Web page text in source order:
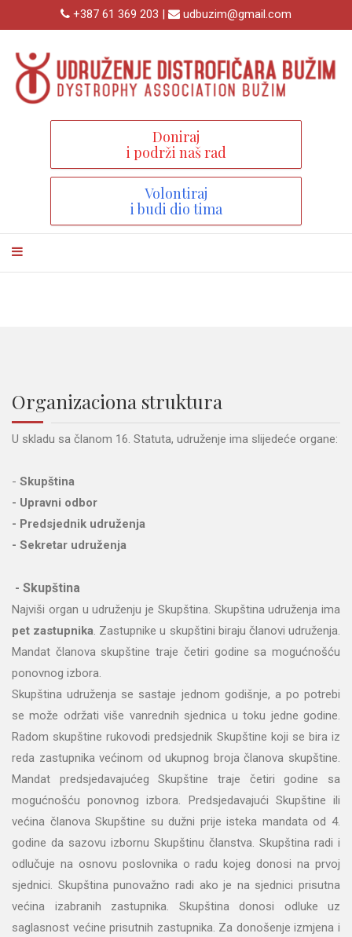
+387 61 369 203 | udbuzim@gmail.com
Doniraj
i podrži naš rad
Volontiraj
i budi dio tima
Organizaciona struktura
U skladu sa članom 16. Statuta, udruženje ima slijedeće organe:
- Skupština
- Upravni odbor
- Predsjednik udruženja
- Sekretar udruženja
- Skupština
Najviši organ u udruženju je Skupština. Skupština udruženja ima
pet zastupnika. Zastupnike u skupštini biraju članovi udruženja.
Mandat članova skupštine traje četiri godine sa mogućnošću
ponovnog izbora.
Skupština udruženja se sastaje jednom godišnje, a po potrebi
se može održati više vanrednih sjednica u toku jedne godine.
Radom skupštine rukovodi predsjednik Skupštine koji se bira iz
reda zastupnika većinom od ukupnog broja članova skupštine.
Mandat predsjedavajućeg Skupštine traje četiri godine sa
mogućnošću ponovnog izbora. Predsjedavajući Skupštine ili
većina članova Skupštine su dužni prije isteka mandata od 4.
godine da sazovu izbornu Skupštinu članstva. Skupština radi i
odlučuje na osnovu poslovnika o radu kojeg donosi na prvoj
sjednici. Skupština punovažno radi ako je na sjednici prisutna
većina izabranih zastupnika. Skupština donosi odluke uz
saglasnost većine prisutnih zastupnika. Za donošenje izmjena i